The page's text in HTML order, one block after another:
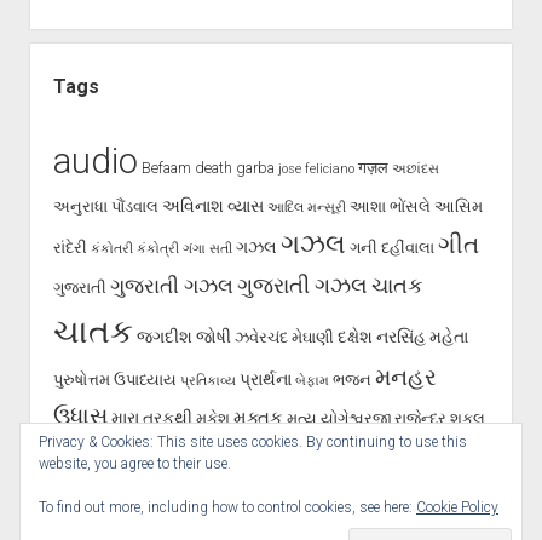
Tags
audio Befaam death garba jose feliciano गज़ल અછાંદસ
અનુરાધા પૌંડવાલ અવિનાશ વ્યાસ આદિલ મન્સૂરી આશા ભોંસલે આસિમ
રાંદેરી કંકોતરી કંકોત્રી ગંગા સતી ગઝલ ગઝલ ગની દહીંવાલા ગીત
ગુજરાતી ગુજરાતી ગઝલ ગુજરાતી ગઝલ ચાતક
ચાતક જગદીશ જોષી ઝવેરચંદ મેઘાણી દક્ષેશ નરસિંહ મહેતા
પુરુષોત્તમ ઉપાધ્યાય પ્રતિકાવ્ય પ્રાર્થના બેફામ ભજન મનહર
ઉધાસ મારા તરફથી મુકેશ મુક્તક મૃત્યુ યોગેશ્વરજી રાજેન્દ્ર શુકલ
રાવજી પટેલ શૂન્ય પાલનપુરી સૈફ પાલનપુરી હસ્તાક્ષર
Privacy & Cookies: This site uses cookies. By continuing to use this
website, you agree to their use.
To find out more, including how to control cookies, see here: Cookie Policy